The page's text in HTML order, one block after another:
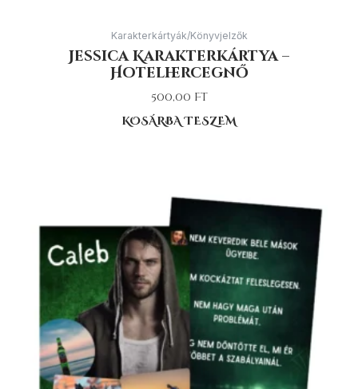
Karakterkártyák/Könyvjelzők
Jessica Karakterkártya –
Hotelhercegnő
500,00 Ft
KOSÁRBA TESZEM